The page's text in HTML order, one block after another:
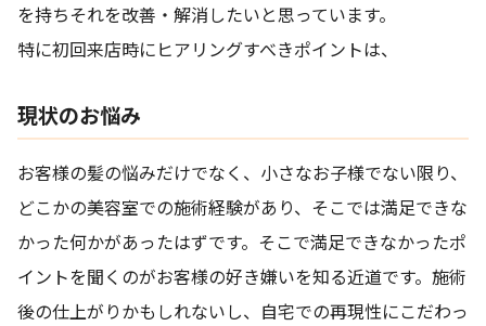
を持ちそれを改善・解消したいと思っています。
特に初回来店時にヒアリングすべきポイントは、
現状のお悩み
お客様の髪の悩みだけでなく、小さなお子様でない限り、
どこかの美容室での施術経験があり、そこでは満足できな
かった何かがあったはずです。そこで満足できなかったポ
イントを聞くのがお客様の好き嫌いを知る近道です。施術
後の仕上がりかもしれないし、自宅での再現性にこだわっ